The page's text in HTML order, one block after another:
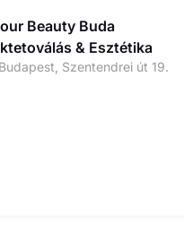
Beauty Buda
& Esztétika
Szentendrei út 19.